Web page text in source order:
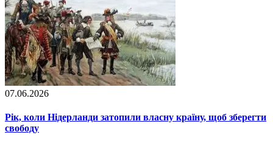
07.06.2026
Рік, коли Нідерланди затопили власну країну, щоб зберегти
свободу